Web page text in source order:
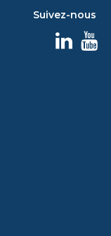
Suivez-nous